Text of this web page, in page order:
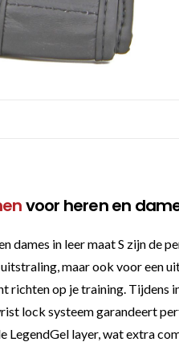
voor heren en
dames in leer maat S zijn de
maar ook voor een
op je training.
lock systeem garandeert
LegendGel layer, wat extra